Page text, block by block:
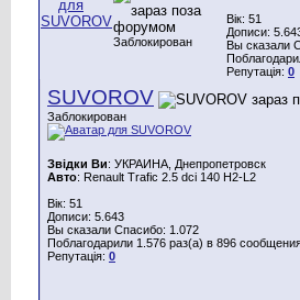
Заблокирован
Вік: 51
Дописи:
Вы сказали
Репутація: 0
SUVOROV
Заблокирован
Звідки Ви: УКРАИНА, Днепропетровск
Авто: Renault Trafic 2.5 dci 140 H2-L2
Вік: 51
Дописи: 5.643
Вы сказали Спасибо: 1.072
Поблагодарили 1.576 раз(а) в 896
Репутація: 0